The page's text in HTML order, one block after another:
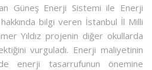
Güneş Enerji Sistemi ile Enerji
bilgi veren İstanbul İl Milli
Yıldız projenin diğer okullarda
vurguladı. Enerji maliyetinin
enerji tasarrufunun önemine